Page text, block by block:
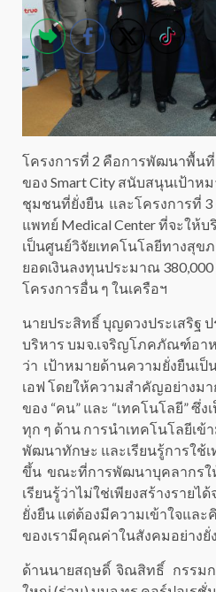
โครงการที่ 2 คือการพัฒนาพื้น
ของ Smart City สนับสนุนเป้าห
ชุมชนที่ยั่งยืน และโครงการที่
แพทย์ Medical Center ที่จะให้
เป็นศูนย์วิจัยเทคโนโลยีทางสุข
ยอดเงินลงทุนประมาณ
โครงการอื่น ๆ ในเครือฯ
นายประสิทธิ์ บุญดวงประเสริฐ
บริหาร บมจ.เจริญโภคภัณฑ์อา
ว่า เป้าหมายด้านความยั่งยืนเ
เอฟ โดยให้ความสำคัญอย่างมา
ของ “คน” และ “เทคโนโลยี” ซึ่
ทุก ๆ ด้าน การนำเทคโนโลยีเข้
พัฒนาทักษะ และเรียนรู้การใช้
ขึ้น ขณะที่การพัฒนาบุคลากรใ
เรียนรู้ว่าไม่ใช่เพียงสร้างรายไ
ยั่งยืน แต่ต้องมีความเข้าใจแล
ของเรามีคุณค่าในสังคมอย่างยั่
ด้านนายสฤษดิ์ จิณสิทธิ์ กรรมก